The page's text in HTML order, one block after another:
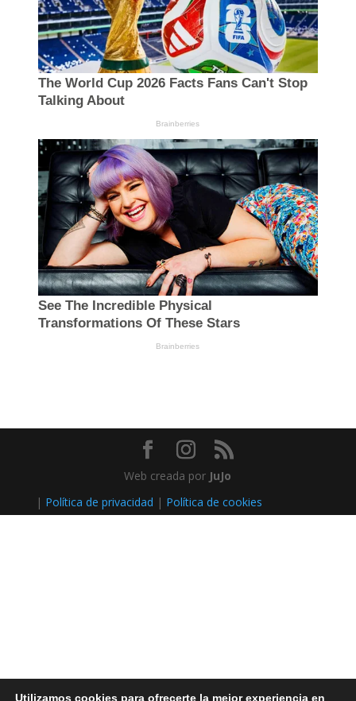
Web creada por JuJo
| Política de privacidad | Política de cookies
Utilizamos cookies para ofrecerte la mejor experiencia en